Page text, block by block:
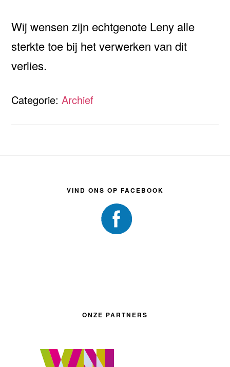
Wij wensen zijn echtgenote Leny alle
sterkte toe bij het verwerken van dit
verlies.
Categorie:Archief
VIND ONS OP FACEBOOK
ONZE PARTNERS